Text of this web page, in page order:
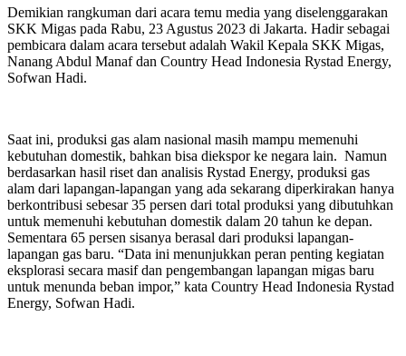
Demikian rangkuman dari acara temu media yang diselenggarakan
SKK Migas pada Rabu, 23 Agustus 2023 di Jakarta. Hadir sebagai
pembicara dalam acara tersebut adalah Wakil Kepala SKK Migas,
Nanang Abdul Manaf dan Country Head Indonesia Rystad Energy,
Sofwan Hadi.
Saat ini, produksi gas alam nasional masih mampu memenuhi
kebutuhan domestik, bahkan bisa diekspor ke negara lain. Namun
berdasarkan hasil riset dan analisis Rystad Energy, produksi gas
alam dari lapangan-lapangan yang ada sekarang diperkirakan hanya
berkontribusi sebesar 35 persen dari total produksi yang dibutuhkan
untuk memenuhi kebutuhan domestik dalam 20 tahun ke depan.
Sementara 65 persen sisanya berasal dari produksi lapangan-
lapangan gas baru. “Data ini menunjukkan peran penting kegiatan
eksplorasi secara masif dan pengembangan lapangan migas baru
untuk menunda beban impor,” kata Country Head Indonesia Rystad
Energy, Sofwan Hadi.